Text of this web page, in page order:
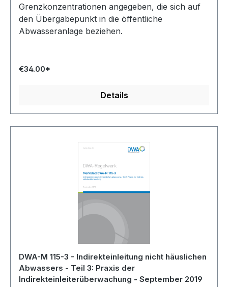
Grenzkonzentrationen angegeben, die sich auf
den Übergabepunkt in die öffentliche
Abwasseranlage beziehen.
€34.00*
Details
DWA-M 115-3 - Indirekteinleitung nicht häuslichen
Abwassers - Teil 3: Praxis der
Indirekteinleiterüberwachung - September 2019